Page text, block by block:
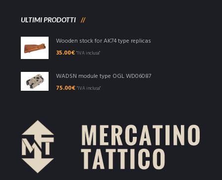
ULTIMI PRODOTTI
Wooden stock for AK74 type replicas
35.00€ "IVA inclusa"
WADSN module type OGL WD06087
75.00€ "IVA inclusa"